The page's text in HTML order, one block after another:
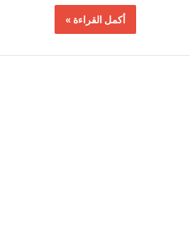
أكمل القراءة »